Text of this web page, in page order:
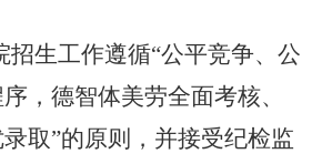
招生工作遵循“公平竞争、公
，德智体美劳全面考核、
取”的原则，并接受纪检监